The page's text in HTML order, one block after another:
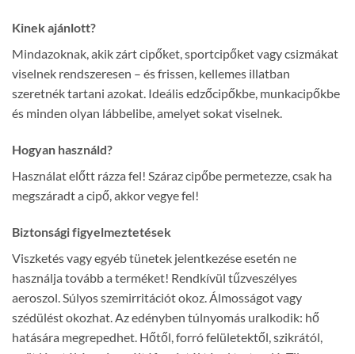
Kinek ajánlott?
Mindazoknak, akik zárt cipőket, sportcipőket vagy csizmákat
viselnek rendszeresen – és frissen, kellemes illatban
szeretnék tartani azokat. Ideális edzőcipőkbe, munkacipőkbe
és minden olyan lábbelibe, amelyet sokat viselnek.
Hogyan használd?
Használat előtt rázza fel! Száraz cipőbe permetezze, csak ha
megszáradt a cipő, akkor vegye fel!
Biztonsági figyelmeztetések
Viszketés vagy egyéb tünetek jelentkezése esetén ne
használja tovább a terméket! Rendkívül tűzveszélyes
aeroszol. Súlyos szemirritációt okoz. Álmosságot vagy
szédülést okozhat. Az edényben túlnyomás uralkodik: hő
hatására megrepedhet. Hőtől, forró felületektől, szikrától,